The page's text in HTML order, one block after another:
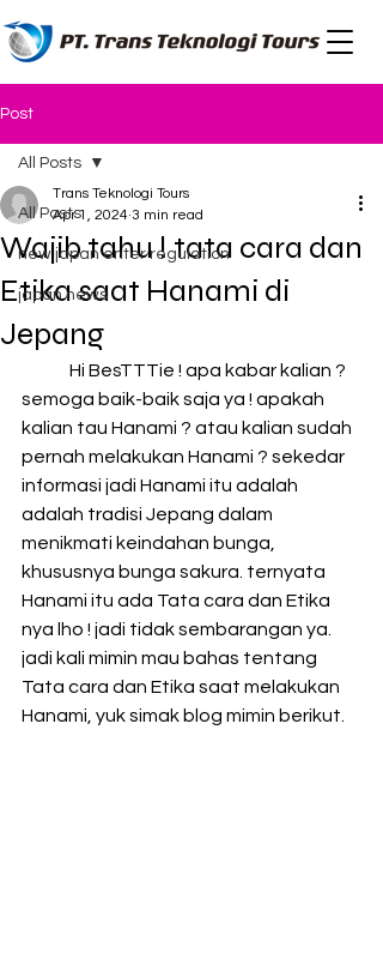
Post
All Posts
new japan enter regulation
japan news
All Posts
Wajib tahu ! tata cara dan
Etika saat Hanami di
Jepang
Trans Teknologi Tours
Apr 1, 2024 3 min read
semoga baik-baik saja ya ! apakah
kalian tau Hanami ? atau kalian sudah
pernah melakukan Hanami ? sekedar
informasi jadi Hanami itu adalah
adalah tradisi Jepang dalam
menikmati keindahan bunga,
khususnya bunga sakura. ternyata
Hanami itu ada Tata cara dan Etika
nya lho ! jadi tidak sembarangan ya.
jadi kali mimin mau bahas tentang
Tata cara dan Etika saat melakukan
Hanami, yuk simak blog mimin berikut.